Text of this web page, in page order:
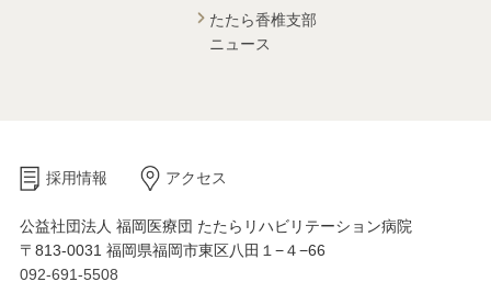
たたら香椎支部
ニュース
採用情報 アクセス
公益社団法人 福岡医療団 たたらリハビリテーション病院
〒813-0031 福岡県福岡市東区八田１−４−66
092-691-5508